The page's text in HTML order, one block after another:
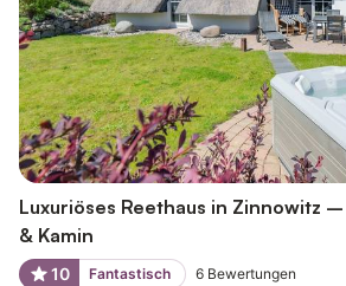
Luxuriöses Reethaus in Zinnowitz
& Kamin
10 Fantastisch 6 Bewertungen